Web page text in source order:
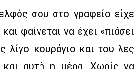
σου στο γραφείο είχε
φαίνεται να έχει «πιάσει
λίγο κουράγιο και του λες
και αυτή η μέρα. Χωρίς να